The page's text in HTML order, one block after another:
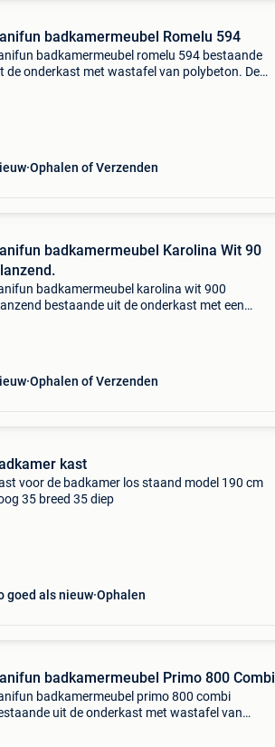
badkamermeubel Romelu 594
badkamermeubel romelu 594 bestaande
de onderkast met wastafel van polybeton. De
Ophalen of Verzenden
badkamermeubel Karolina Wit 90
badkamermeubel karolina wit 900
bestaande uit de onderkast met een
Ophalen of Verzenden
kast
voor de badkamer los staand model 190 cm
35 breed 35 diep
goed als nieuw Ophalen
badkamermeubel Primo 800 Combi
badkamermeubel primo 800 combi
uit de onderkast met wastafel van